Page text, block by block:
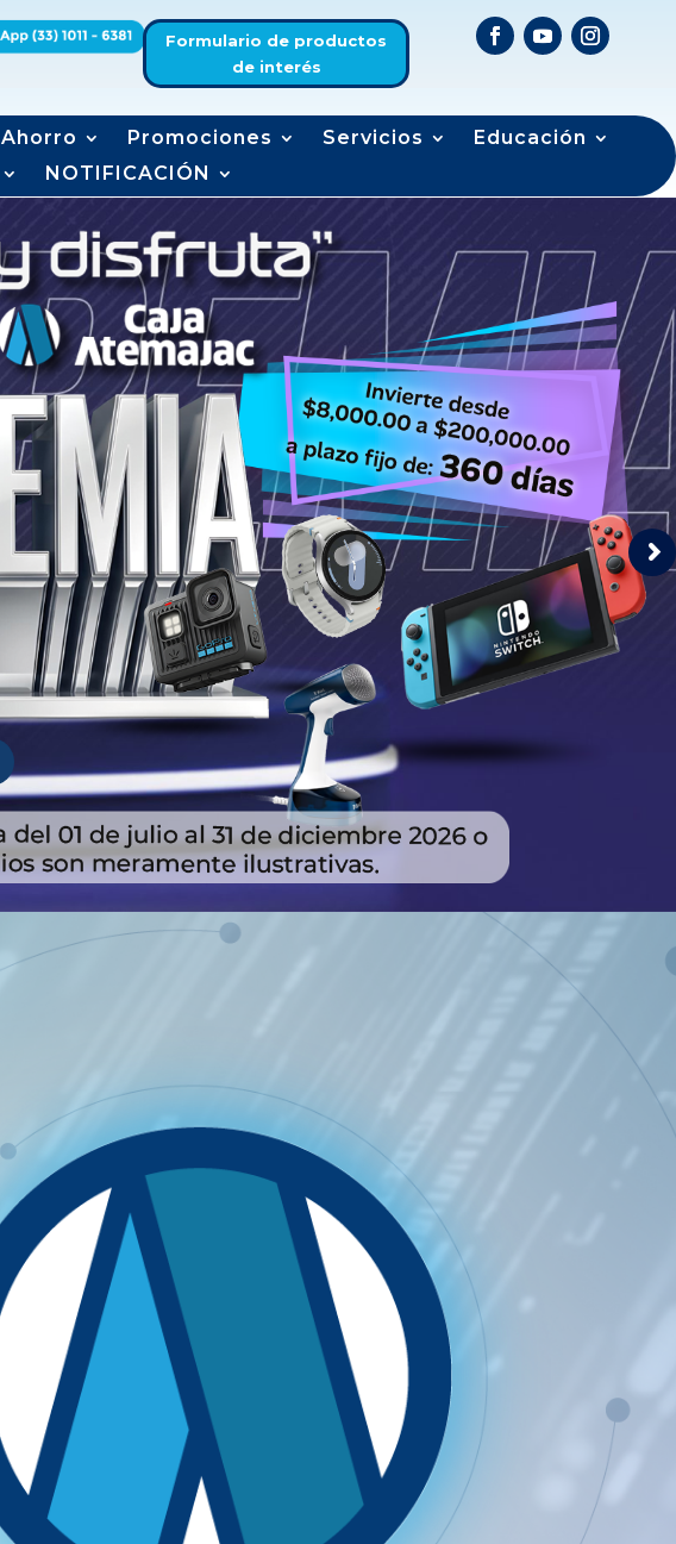
Formulario de productos
de interés
Ahorro Promociones Servicios
Educación
NOTIFICACIÓN